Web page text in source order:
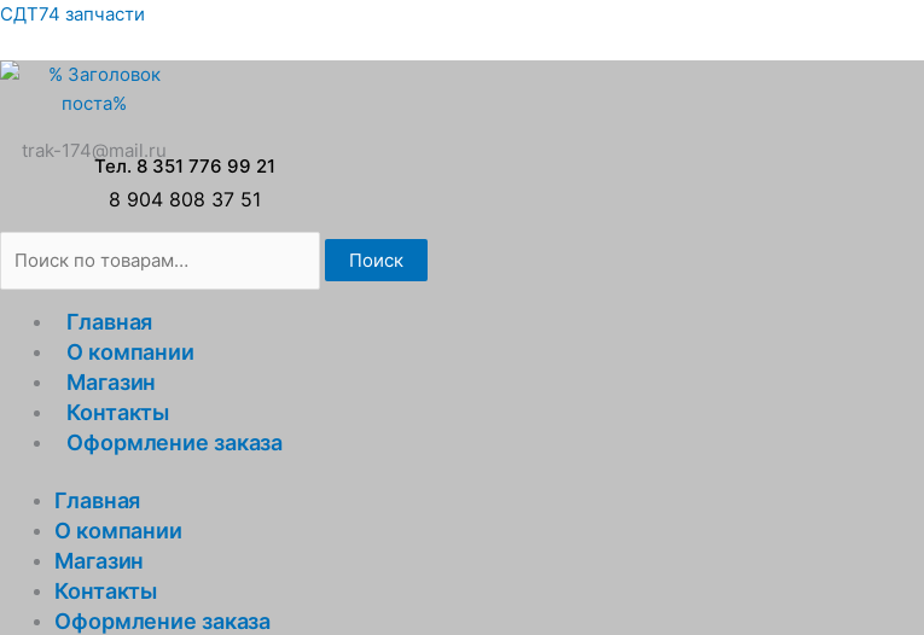
Перейти
содержимому
СДТ74 запчасти
trak-174@mail.ru
Тел. 8 351 776 99 21
8 904 808 37 51
Искать:
Поиск
Главная
О компании
Магазин
Контакты
Оформление заказа
Главная
О компании
Магазин
Контакты
Оформление заказа